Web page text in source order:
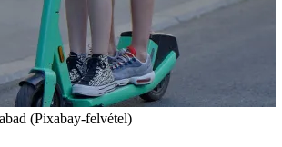
(Pixabay-felvétel)